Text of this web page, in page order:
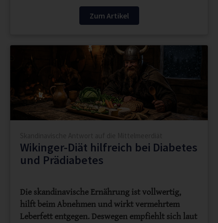
Zum Artikel
Wikinger-Diät hilfreich bei Diabetes
und Prädiabetes
Die skandinavische Ernährung ist vollwertig,
hilft beim Abnehmen und wirkt vermehrtem
Leberfett entgegen. Deswegen empfiehlt sich laut